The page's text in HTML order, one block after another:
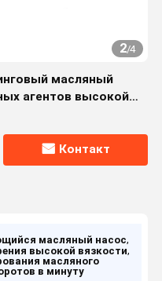
2/4
масляный
агентов высокой
Контакт
масляный насос,
высокой вязкости,
масляного
в минуту